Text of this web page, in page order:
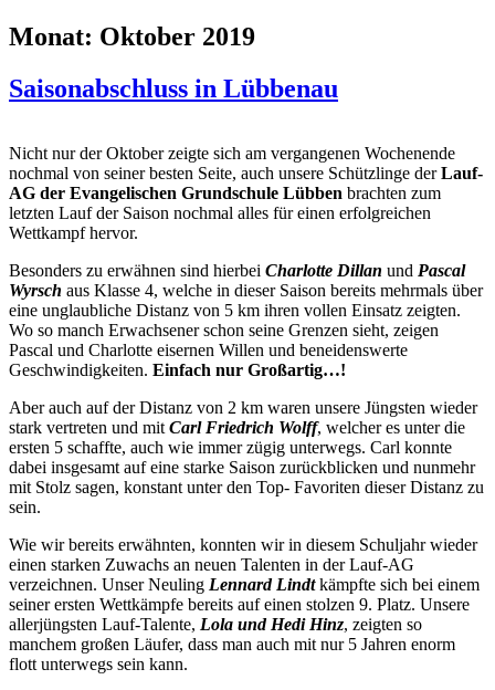
Monat: Oktober 2019
Saisonabschluss in Lübbenau
Nicht nur der Oktober zeigte sich am vergangenen Wochenende
nochmal von seiner besten Seite, auch unsere Schützlinge derLauf-
AG der Evangelischen Grundschule Lübben brachten zum
letzten Lauf der Saison nochmal alles für einen erfolgreichen
Wettkampf hervor.
Besonders zu erwähnen sind hierbei Charlotte Dillan und Pascal
Wyrsch aus Klasse 4, welche in dieser Saison bereits mehrmals über
eine unglaubliche Distanz von 5 km ihren vollen Einsatz zeigten.
Wo so manch Erwachsener schon seine Grenzen sieht, zeigen
Pascal und Charlotte eisernen Willen und beneidenswerte
Geschwindigkeiten. Einfach nur Großartig…!
Aber auch auf der Distanz von 2 km waren unsere Jüngsten wieder
stark vertreten und mit Carl Friedrich Wolff, welcher es unter die
ersten 5 schaffte, auch wie immer zügig unterwegs. Carl konnte
dabei insgesamt auf eine starke Saison zurückblicken und nunmehr
mit Stolz sagen, konstant unter den Top- Favoriten dieser Distanz zu
sein.
Wie wir bereits erwähnten, konnten wir in diesem Schuljahr wieder
einen starken Zuwachs an neuen Talenten in der Lauf-AG
verzeichnen. Unser Neuling Lennard Lindtkämpfte sich bei einem
seiner ersten Wettkämpfe bereits auf einen stolzen 9. Platz. Unsere
allerjüngsten Lauf-Talente, Lola und Hedi Hinz, zeigten so
manchem großen Läufer, dass man auch mit nur 5 Jahren enorm
flott unterwegs sein kann.